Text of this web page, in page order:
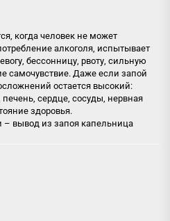
когда человек не может
алкоголя, испытывает
бессонницу, рвоту, сильную
самочувствие. Даже если запой
остается высокий:
сердце, сосуды, нервная
здоровья.
– вывод из запоя капельница